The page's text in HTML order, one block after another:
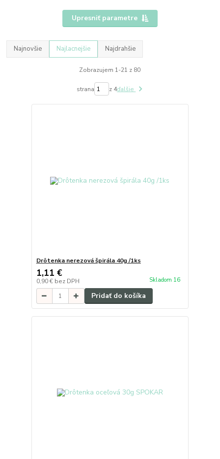
Upresniť parametre
Najnovšie Najlacnejšie Najdrahšie
Zobrazujem 1-21 z 80
strana z 4ďalšie
Drôtenka nerezová špirála 40g /1ks
1,11 €
0,90 € bez DPH Skladom 16
Pridať do košíka